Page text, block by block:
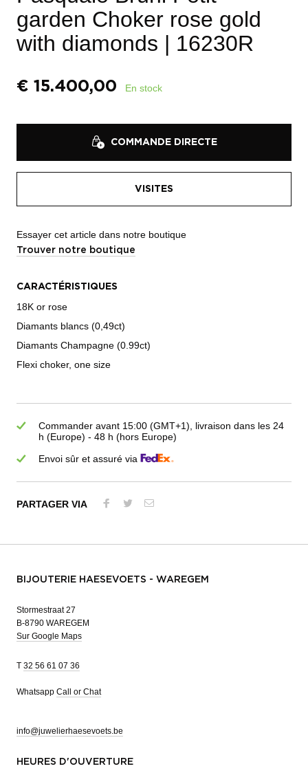
garden Choker rose gold
with diamonds | 16230R
€ 15.400,00 En stock
COMMANDE DIRECTE
VISITES
Essayer cet article dans notre boutique
Trouver notre boutique
CARACTÉRISTIQUES
18K or rose
Diamants blancs (0,49ct)
Diamants Champagne (0.99ct)
Flexi choker, one size
Commander avant 15:00 (GMT+1), livraison dans les 24
h (Europe) - 48 h (hors Europe)
Envoi sûr et assuré via
PARTAGER VIA
BIJOUTERIE HAESEVOETS - WAREGEM
Stormestraat 27
B-8790 WAREGEM
Sur Google Maps
T 32 56 61 07 36
Whatsapp Call or Chat
info@juwelierhaesevoets.be
HEURES D'OUVERTURE